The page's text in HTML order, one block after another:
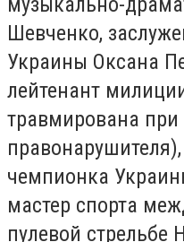
Шевченко,
Украины Оксана
лейтенант
травмирована
чемпионка
мастер спорта
пулевой стрельбе